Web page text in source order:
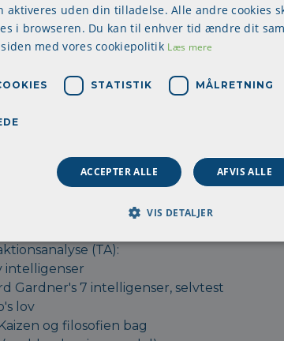
Rahes statistiske prognosemodel
ledelse
Briggs Type Indikator (MBTI)
grupper
(TA):
intelligenser
Gardner's 7 intelligenser, selvtest
lov
og filosofien bag
aktiveres uden din tilladelse. Alle andre cookies
i browseren. Du kan til enhver tid ændre dit
med vores cookiepolitik Læs mere
STATISTIK MÅLRETNING
ACCEPTER ALLE AFVIS ALLE
VIS DETALJER